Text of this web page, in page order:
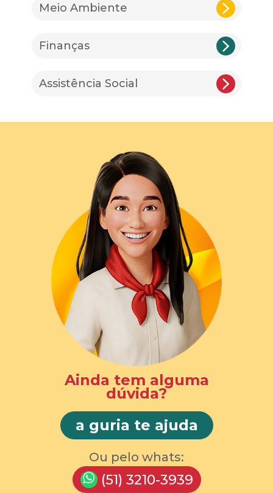
Meio Ambiente
Finanças
Assistência Social
Ainda tem alguma
dúvida?
a guria te ajuda
Ou pelo whats:
(51) 3210-3939